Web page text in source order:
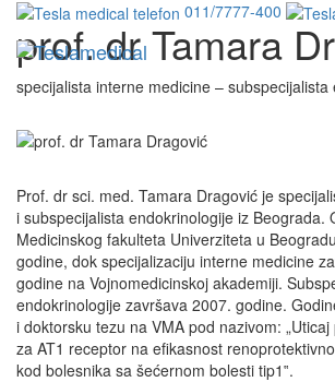
011/7777-400
prof. dr Tamara
specijalista interne medicine – subspecijalista
Prof. dr sci. med. Tamara Dragović je
i subspecijalista endokrinologije iz Beograda.
Medicinskog fakulteta Univerziteta u
godine, dok specijalizaciju interne medicine
godine na Vojnomedicinskoj akademiji.
endokrinologije završava 2007. godine.
i doktorsku tezu na VMA pod nazivom:
za AT1 receptor na efikasnost
kod bolesnika sa šećernom bolesti tip1‟.